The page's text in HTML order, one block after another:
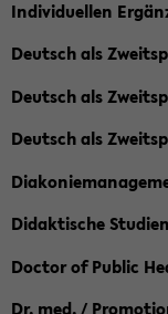
Individuellen
Deutsch als
Deutsch als
Deutsch als
Didaktische
Doctor of Public
Dr. med. /